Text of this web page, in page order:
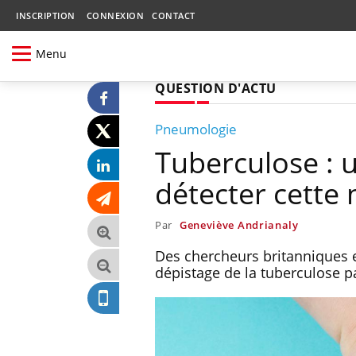
INSCRIPTION CONNEXION CONTACT
Menu
QUESTION D'ACTU
Pneumologie
Tuberculose :
détecter cette
Par Geneviève Andrianaly
Des chercheurs
dépistage de la tuberculose